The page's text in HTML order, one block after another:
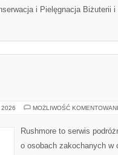
i Pielęgnacja Biżuterii
2026 MOŻLIWOŚĆ
Rushmore to serwis
o osobach zakochanych w